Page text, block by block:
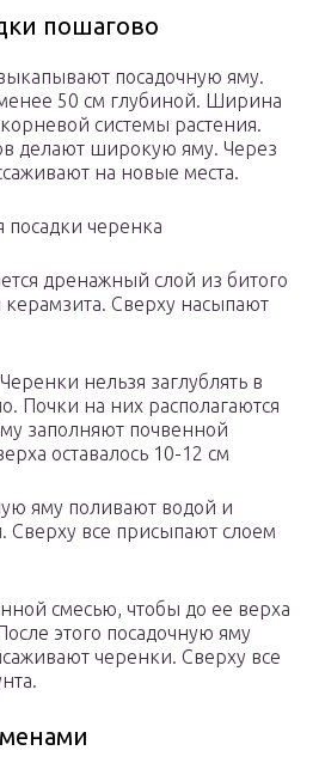
пошагово
посадочную яму.
50 см глубиной. Ширина
системы растения.
делают широкую яму. Через
на новые места.
черенка
дренажный слой из битого
Сверху насыпают
нельзя заглублять в
Почки на них располагаются
заполняют почвенной
оставалось 10-12 см
яму поливают водой и
Сверху все присыпают слоем
смесью, чтобы до ее верха
этого посадочную яму
черенки. Сверху все